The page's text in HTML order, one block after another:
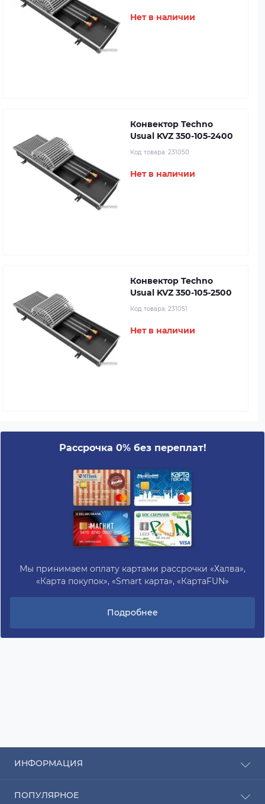
Нет в наличии
Конвектор Techno
Usual KVZ 350-105-2400
Код товара: 231050
Нет в наличии
Конвектор Techno
Usual KVZ 350-105-2500
Код товара: 231051
Нет в наличии
Рассрочка 0% без переплат!
Мы принимаем оплату картами рассрочки «Халва»,
«Карта покупок», «Smart карта», «КартаFUN»
Подробнее
ИНФОРМАЦИЯ
Оплата
ПОПУЛЯРНОЕ